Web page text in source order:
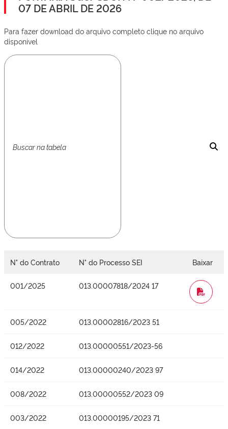
07 DE ABRIL DE 2026
Para fazer download do arquivo completo clique no arquivo
disponível
N° do Contrato N° do Processo SEI Baixar
001/2025 013.00007818/2024 17
WORD
005/2022 013.00002816/2023 51
012/2022 013.00000551/2023-56
014/2022 013.00000240/2023 97
008/2022 013.00000552/2023 09
003/2022 013.00000195/2023 71